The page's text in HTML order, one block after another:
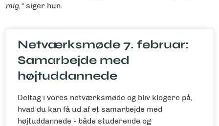
mig,“ siger hun.
Netværksmøde 7. februar:
Samarbejde med
højtuddannede
Deltag i vores netværksmøde og bliv klogere på,
hvad du kan få ud af et samarbejde med
højtuddannede - både studerende og